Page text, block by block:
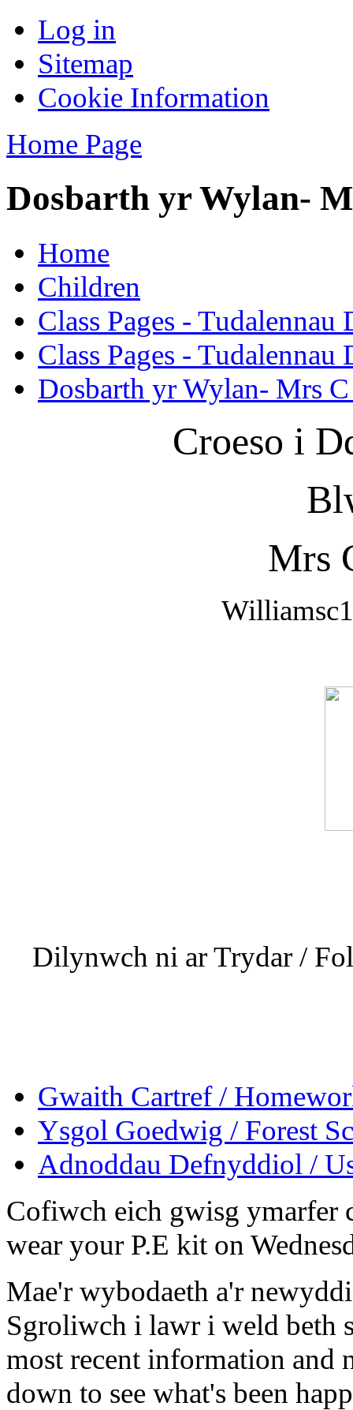
Log in
Sitemap
Cookie Information
Home Page
Dosbarth yr Wylan-
Home
Children
Class Pages - Tudalennau
Class Pages -
Dosbarth yr Wylan- Mrs
Croeso i
Mrs
Dilynwch ni ar Trydar /
Gwaith Cartref /
Ysgol Goedwig / Forest
Adnoddau Defnyddiol /
Cofiwch eich gwisg ymarfer
wear your P.E kit on
Mae'r wybodaeth a'r
Sgroliwch i lawr i weld beth
most recent information and
down to see what's been